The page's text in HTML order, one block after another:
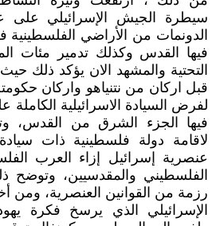
سيطرة الجيش الإسرائيلي
الدونمات من الأراضي الفلسطينية
فيها القدس وكذلك تدمير مئات
التحتية والمشهد الان يؤكد ذلك
قبل اركان من نتنياهو واركان
لفرض السيادة الاسرائيلية الكاملة
فيها الجزء الشرق من القدس،
لاقامة دولة فلسطينية ذات
عنصرية إسرائيل إزاء العرب
الفلسطيني والمقدسيين، وتوضح
رزمة من القوانين العنصرية، ومن
الإسرائيلي الذي يرسخ فكرة